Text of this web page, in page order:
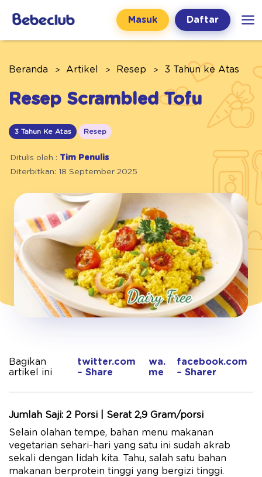
Masuk Daftar
Beranda Artikel Resep 3 Tahun ke Atas
Resep Scrambled Tofu
3 Tahun Ke Atas Resep
Ditulis oleh : Tim Penulis
Diterbitkan: 18 September 2025
Bagikan
artikel ini
twitter.com
– Share
wa.
me
facebook.com
– Sharer
Jumlah Saji: 2 Porsi | Serat 2,9 Gram/porsi
Selain olahan tempe, bahan menu makanan
vegetarian sehari-hari yang satu ini sudah akrab
sekali dengan lidah kita. Tahu, salah satu bahan
makanan berprotein tinggi yang bergizi tinggi.